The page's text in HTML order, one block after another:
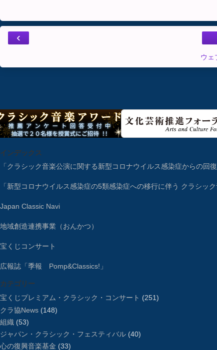
‹
ウェ
インデックス
「クラシック音楽公演に関する新型コロナウイルス感染症からの回
「新型コロナウイルス感染症の5類感染症への移行に伴う クラシッ
Japan Classic Navi
地域創造連携事業（おんかつ）
宝くじコンサート
広報誌「季報 Pomp&Classics!」
カテゴリー
宝くじプレミアム・クラシック・コンサート (251)
クラ協News (148)
組織 (53)
ジャパン・クラシック・フェスティバル (40)
心の復興音楽基金 (33)